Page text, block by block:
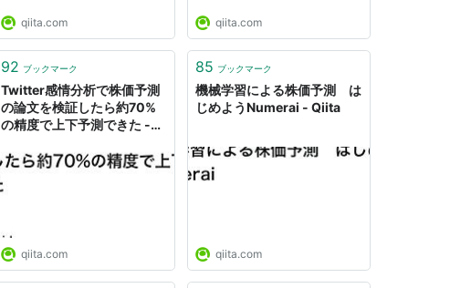
qiita.com qiita.com
92 ブックマーク
Twitter感情分析で株価予測
の論文を検証したら約70%
の精度で上下予測できた -
qiita.com
85 ブックマーク
機械学習による株価予測 は
じめようNumerai - Qiita
qiita.com